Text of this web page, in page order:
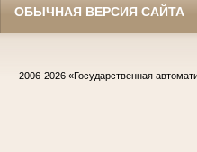
ОБЫЧНАЯ ВЕРСИЯ САЙТА
2006-2026 «Государственная